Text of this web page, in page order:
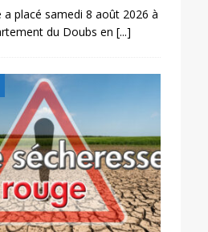
a placé samedi 8 août 2026 à
du Doubs en [...]